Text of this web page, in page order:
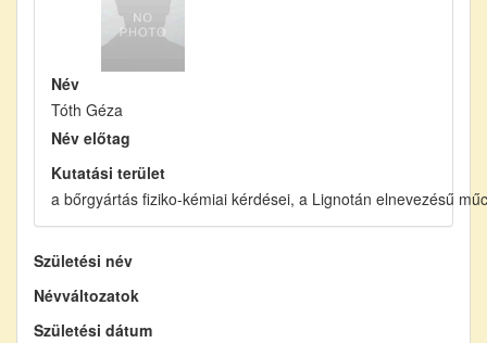
Név
Tóth Géza
Név előtag
Kutatási terület
a bőrgyártás fiziko-kémiai kérdései, a Lignotán elnevezésű
Születési név
Névváltozatok
Születési dátum